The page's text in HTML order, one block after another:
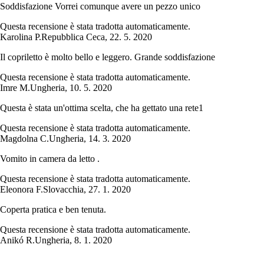
Soddisfazione Vorrei comunque avere un pezzo unico
Questa recensione è stata tradotta automaticamente.
Karolina P.Repubblica Ceca, 22. 5. 2020
Il copriletto è molto bello e leggero. Grande soddisfazione
Questa recensione è stata tradotta automaticamente.
Imre M.Ungheria, 10. 5. 2020
Questa è stata un'ottima scelta, che ha gettato una rete1
Questa recensione è stata tradotta automaticamente.
Magdolna C.Ungheria, 14. 3. 2020
Vomito in camera da letto .
Questa recensione è stata tradotta automaticamente.
Eleonora F.Slovacchia, 27. 1. 2020
Coperta pratica e ben tenuta.
Questa recensione è stata tradotta automaticamente.
Anikó R.Ungheria, 8. 1. 2020